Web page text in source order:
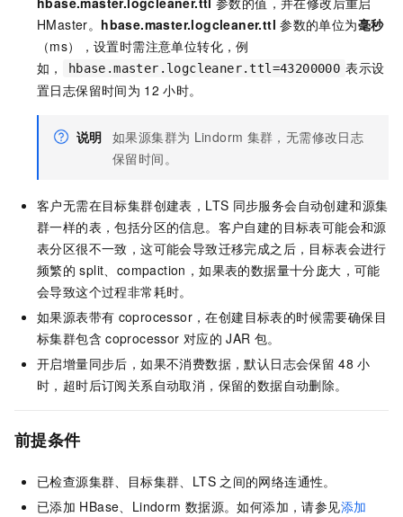
HMaster。 hbase.master.logcleaner.ttl 参数的单位为毫秒
（ms），设置时需注意单位转化，例
如，
hbase.master.logcleaner.ttl=43200000 表示设
置日志保留时间为 12 小时。
说明 如果源集群为 Lindorm 集群，无需修改日志
保留时间。
客户无需在目标集群创建表，LTS 同步服务会自动创建和源集
群一样的表，包括分区的信息。客户自建的目标表可能会和源
表分区很不一致，这可能会导致迁移完成之后，目标表会进行
频繁的 split、compaction，如果表的数据量十分庞大，可能
会导致这个过程非常耗时。
如果源表带有 coprocessor，在创建目标表的时候需要确保目
标集群包含 coprocessor 对应的 JAR 包。
开启增量同步后，如果不消费数据，默认日志会保留 48 小
时，超时后订阅关系自动取消，保留的数据自动删除。
前提条件
已检查源集群、目标集群、LTS 之间的网络连通性。
已添加 HBase、Lindorm 数据源。如何添加，请参见添加